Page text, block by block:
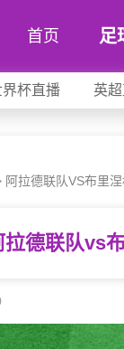
首页 足
界杯直播 英
阿拉德联队VS布里
德联队vs